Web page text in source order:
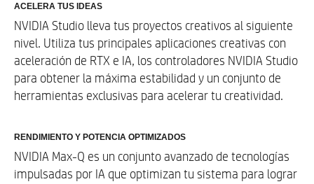
ACELERA TUS IDEAS
NVIDIA Studio lleva tus proyectos creativos al siguiente
nivel. Utiliza tus principales aplicaciones creativas con
aceleración de RTX e IA, los controladores NVIDIA Studio
para obtener la máxima estabilidad y un conjunto de
herramientas exclusivas para acelerar tu creatividad.
RENDIMIENTO Y POTENCIA OPTIMIZADOS
NVIDIA Max-Q es un conjunto avanzado de tecnologías
impulsadas por IA que optimizan tu sistema para lograr